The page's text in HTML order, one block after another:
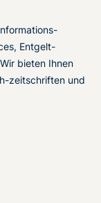
Entgelt-
bieten Ihnen
zeitschriften und